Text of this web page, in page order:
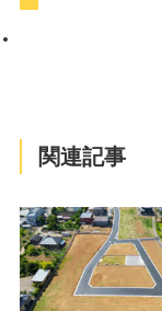
関連記事